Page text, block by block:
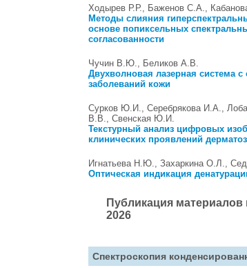
Ходырев Р.Р., Баженов С.А.,
Методы слияния
основе попиксельных
согласованности
Чучин В.Ю., Беликов А.В.
Двухволновая лазерная система
заболеваний кожи
Сурков Ю.И., Серебрякова И.А.,
В.В., Свенская Ю.И.
Текстурный анализ цифровых
клинических проявлений
Игнатьева Н.Ю., Захаркина О.Л.,
Оптическая индикация
Публикация
2026
Спектроскопия